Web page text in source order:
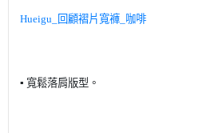
Hueigu_ 回顧褶片寬褲 咖啡
▪️ 寬鬆落肩版型。